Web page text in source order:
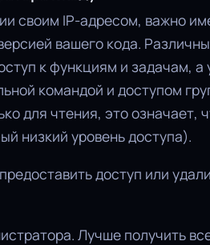
своим IP-адресом, важно
вашего кода.
к функциям и задачам, а
командой и доступом
для чтения, это означает,
низкий уровень доступа).
доступ или
Лучше получить